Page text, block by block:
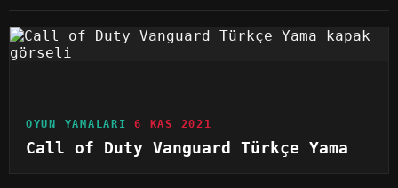
OYUN YAMALARI 6 KAS 2021
Call of Duty Vanguard Türkçe Yama